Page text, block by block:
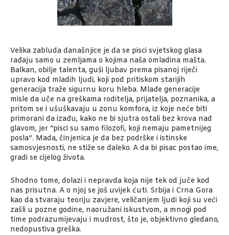
Velika zabluda današnjice je da se pisci svjetskog glasa
rađaju samo u zemljama o kojima naša omladina mašta.
Balkan, obilje talenta, guši ljubav prema pisanoj riječi
upravo kod mladih ljudi, koji pod pritiskom starijih
generacija traže sigurnu koru hleba. Mlađe generacije
misle da uče na greškama roditelja, prijatelja, poznanika, a
pritom se i ušuškavaju u zonu komfora, iz koje neće biti
primorani da izađu, kako ne bi sjutra ostali bez krova nad
glavom, jer “pisci su samo filozofi, koji nemaju pametnijeg
posla”. Mada, činjenica je da bez podrške i istinske
samosvjesnosti, ne stiže se daleko. A da bi pisac postao ime,
gradi se cijelog života.
Shodno tome, dolazi i nepravda koja nije tek od juče kod
nas prisutna. A o njoj se još uvijek ćuti. Srbija i Crna Gora
kao da stvaraju teoriju zavjere, veličanjem ljudi koji su veći
zašli u pozne godine, naoružani iskustvom, a mnogi pod
time podrazumijevaju i mudrost, što je, objektivno gledano,
nedopustiva greška.